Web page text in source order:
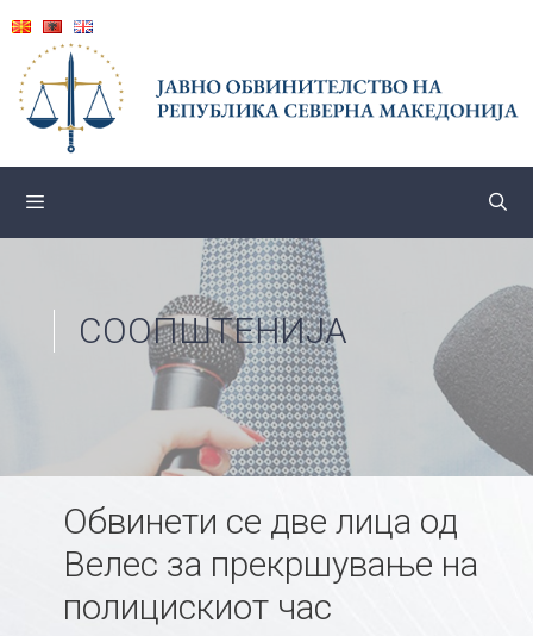
content
СООПШТЕНИЈА
Обвинети се две лица од
Велес за прекршување на
полицискиот час